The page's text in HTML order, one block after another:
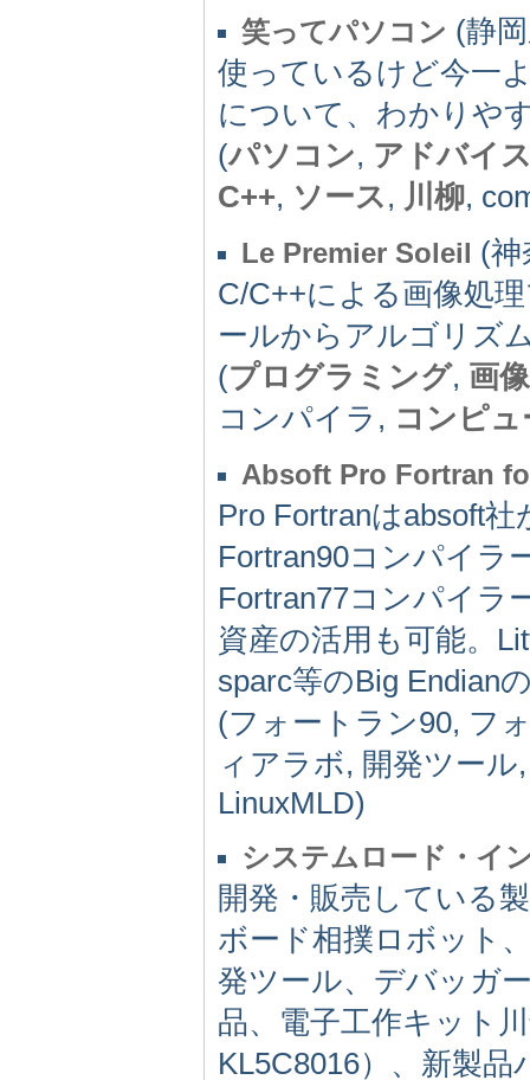
笑ってパソコン (静
使っているけど今一
について、わかりや
(パソコン, アドバイ
C++, ソース, 川柳,
Le Premier Soleil (神
C/C++による画像処
ールからアルゴリズ
(プログラミング, 画
コンパイラ, コンピュ
Absoft Pro Fortran
Pro Fortranはabsoft
Fortran90コンパイラ
Fortran77コンパイラ
資産の活用も可能。
sparc等のBig Endian
(フォートラン90, フ
ィアラボ, 開発ツー
LinuxMLD)
システムロード・イ
開発・販売している
ボード相撲ロボット
発ツール、デバッガ
品、電子工作キット
KL5C8016）、新製